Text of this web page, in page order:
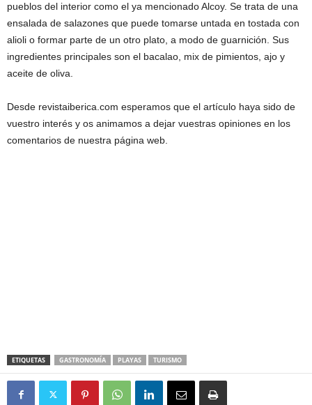
pueblos del interior como el ya mencionado Alcoy. Se trata de una
ensalada de salazones que puede tomarse untada en tostada con
alioli o formar parte de un otro plato, a modo de guarnición. Sus
ingredientes principales son el bacalao, mix de pimientos, ajo y
aceite de oliva.
Desde revistaiberica.com esperamos que el artículo haya sido de
vuestro interés y os animamos a dejar vuestras opiniones en los
comentarios de nuestra página web.
ETIQUETAS GASTRONOMÍA PLAYAS TURISMO